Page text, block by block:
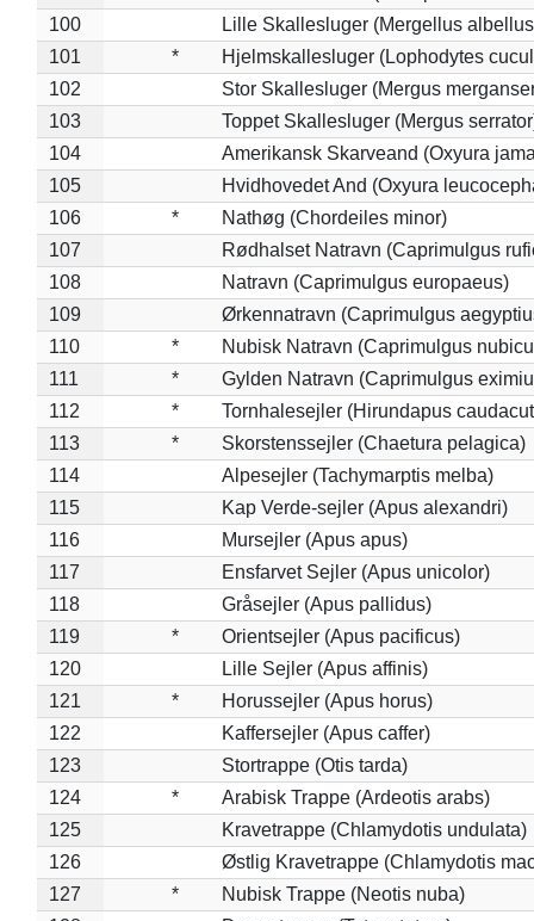
100
Lille Skallesluger (Mergellus
101
*
Hjelmskallesluger (Lophodytes
102
Stor Skallesluger (Mergus
103
Toppet Skallesluger (Mergus
104
Amerikansk Skarveand (Oxyura
105
Hvidhovedet And (Oxyura
106
*
Nathøg (Chordeiles minor)
107
Rødhalset Natravn (Caprimulgus
108
Natravn (Caprimulgus europaeus)
109
Ørkennatravn (Caprimulgus
110
*
Nubisk Natravn (Caprimulgus
111
*
Gylden Natravn (Caprimulgus
112
*
Tornhalesejler (Hirundapus
113
*
Skorstenssejler (Chaetura pelagica)
114
Alpesejler (Tachymarptis melba)
115
Kap Verde-sejler (Apus alexandri)
116
Mursejler (Apus apus)
117
Ensfarvet Sejler (Apus unicolor)
118
Gråsejler (Apus pallidus)
119
*
Orientsejler (Apus pacificus)
120
Lille Sejler (Apus affinis)
121
*
Horussejler (Apus horus)
122
Kaffersejler (Apus caffer)
123
Stortrappe (Otis tarda)
124
*
Arabisk Trappe (Ardeotis arabs)
125
Kravetrappe (Chlamydotis undulata)
126
Østlig Kravetrappe (Chlamydotis
127
*
Nubisk Trappe (Neotis nuba)